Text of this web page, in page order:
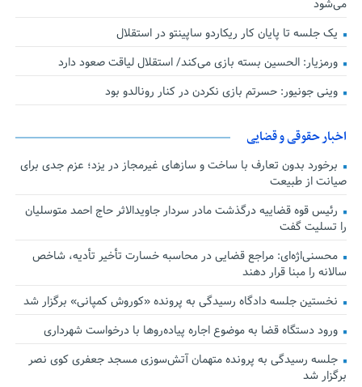
می‌شود
یک جلسه تا پایان کار ریکاردو ساپینتو در استقلال
ورمزیار: الحسین بسته بازی می‌کند/ استقلال لیاقت صعود دارد
وینی جونیور: حسرتم بازی نکردن در کنار رونالدو بود
اخبار حقوقی و قضایی
برخورد بدون تعارف با ساخت‌ و سازهای غیرمجاز در یزد؛ عزم جدی برای
صیانت از طبیعت
رئیس قوه قضاییه درگذشت مادر سردار جاویدالاثر حاج احمد متوسلیان
را تسلیت گفت
محسنی‌اژه‌ای: مراجع قضایی در محاسبه خسارت تأخیر تأدیه، شاخص
سالانه را مبنا قرار دهند
نخستین جلسه دادگاه رسیدگی به پرونده «کوروش کمپانی» برگزار شد
ورود دستگاه قضا به موضوع اجاره پیاده‌روها با درخواست شهرداری
جلسه رسیدگی به پرونده متهمان آتش‌سوزی مسجد جعفری کوی نصر
برگزار شد